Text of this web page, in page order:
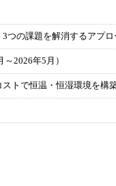
の課題を解消するアプロ
2026年5月）
トで恒温・恒湿環境を構